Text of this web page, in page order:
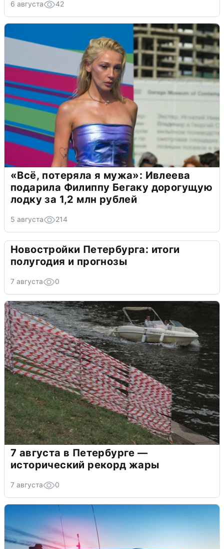
6 августа 42
«Всё, потеряла я мужа»: Ивлеева
подарила Филиппу Бегаку дорогущую
лодку за 1,2 млн рублей
5 августа 214
Новостройки Петербурга: итоги
полугодия и прогнозы
7 августа 0
7 августа в Петербурге —
исторический рекорд жары
7 августа 0